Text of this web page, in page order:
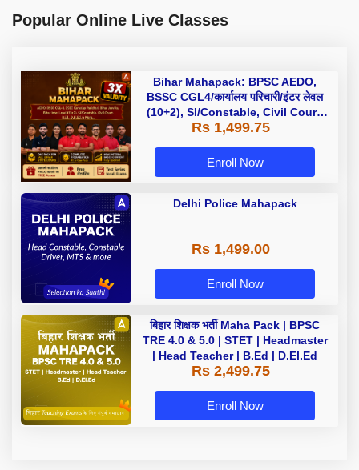
Popular Online Live Classes
Bihar Mahapack: BPSC AEDO,
BSSC CGL4/कार्यालय परिचारी/इंटर लेवल
(10+2), SI/Constable, Civil Court,
B.Ed. D.El.Ed. & More
Rs 1,499.75
Enroll Now
Delhi Police Mahapack
Rs 1,499.00
Enroll Now
बिहार शिक्षक भर्ती Maha Pack | BPSC
TRE 4.0 & 5.0 | STET | Headmaster
| Head Teacher | B.Ed | D.El.Ed
Rs 2,499.75
Enroll Now